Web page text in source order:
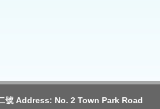
號 Address: No. 2 Town Park Road